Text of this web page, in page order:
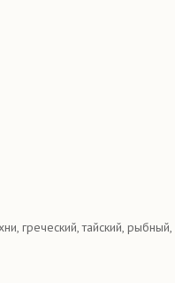
греческий, тайский, рыбный,